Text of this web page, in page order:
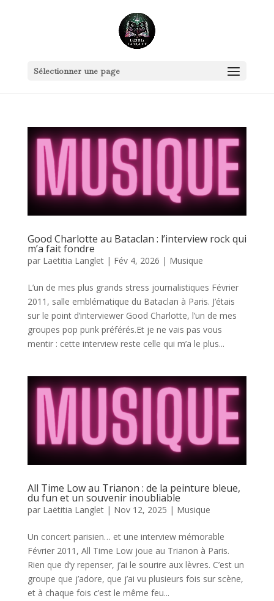
Sélectionner une page
Good Charlotte au Bataclan : l’interview rock qui
m’a fait fondre
par Laëtitia Langlet| Fév 4, 2026 | Musique
L’un de mes plus grands stress journalistiques Février
2011, salle emblématique du Bataclan à Paris. J’étais
sur le point d’interviewer Good Charlotte, l’un de mes
groupes pop punk préférés.Et je ne vais pas vous
mentir : cette interview reste celle qui m’a le plus...
All Time Low au Trianon : de la peinture bleue,
du fun et un souvenir inoubliable
par Laëtitia Langlet| Nov 12, 2025 | Musique
Un concert parisien… et une interview mémorable
Février 2011, All Time Low joue au Trianon à Paris.
Rien que d’y repenser, j’ai le sourire aux lèvres. C’est un
groupe que j’adore, que j’ai vu plusieurs fois sur scène,
et à chaque fois c’est le même feu...